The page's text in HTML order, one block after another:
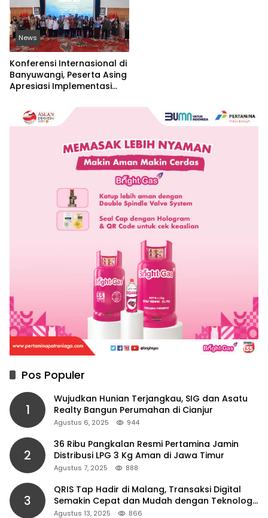
News
Konferensi Internasional di
Banyuwangi, Peserta Asing
Apresiasi Implementasi
Pos Populer
1
Wujudkan Hunian Terjangkau, SIG dan Asatu
Realty Bangun Perumahan di Cianjur
Agustus 6, 2025 944
2
36 Ribu Pangkalan Resmi Pertamina Jamin
Distribusi LPG 3 Kg Aman di Jawa Timur
Agustus 7, 2025 888
3
QRIS Tap Hadir di Malang, Transaksi Digital
Semakin Cepat dan Mudah dengan Teknologi
NFC
Agustus 13, 2025 866